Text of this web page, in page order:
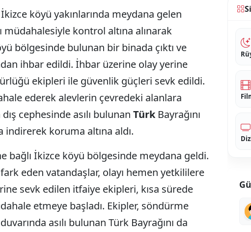
köyü yakınlarında meydana gelen
müdahalesiyle kontrol altına alınarak
bölgesinde bulunan bir binada çıktı ve
ihbar edildi. İhbar üzerine olay yerine
ekipleri ile güvenlik güçleri sevk edildi.
ederek alevlerin çevredeki alanlara
cephesinde asılı bulunan TürkBayrağını
koruma altına aldı.
bağlı İkizce köyü bölgesinde meydana geldi.
eden vatandaşlar, olayı hemen yetkililere
sevk edilen itfaiye ekipleri, kısa sürede
etmeye başladı. Ekipler, söndürme
asılı bulunan Türk Bayrağını da